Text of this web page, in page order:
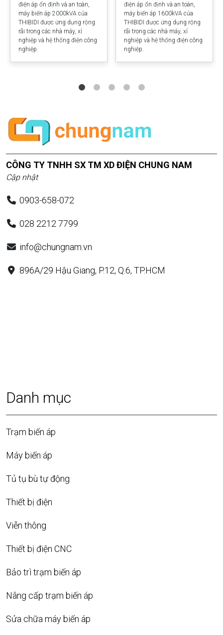
điện áp ổn định và an toàn,
máy biến áp 2000kVA của
THIBIDI được ứng dụng rộng
rãi trong các nhà máy, xí
nghiệp và hệ thống điện công
nghiệp.
điện áp ổn định và an toàn,
máy biến áp 1600kVA của
THIBIDI được ứng dụng rộng
rãi trong các nhà máy, xí
nghiệp và hệ thống điện công
nghiệp.
CÔNG TY TNHH SX TM XD ĐIỆN CHUNG NAM
Cập nhật
0903-658-072
028 2212 7799
info@chungnam.vn
896A/29 Hậu Giang, P.12, Q.6, TP.HCM
Danh mục
Trạm biến áp
Máy biến áp
Tủ tụ bù tự động
Thiết bị điện
Viễn thông
Thiết bị điện CNC
Bảo trì trạm biến áp
Nâng cấp trạm biến áp
Sửa chữa máy biến áp